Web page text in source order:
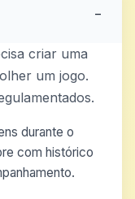
−
criar uma
um jogo.
durante o
com histórico